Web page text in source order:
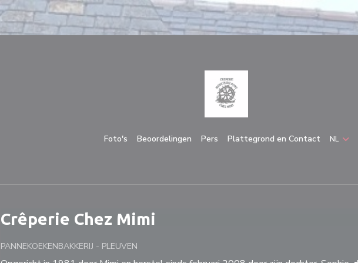
Foto's Beoordelingen Pers Plattegrond en Contact NL
Crêperie Chez Mimi
PANNEKOEKENBAKKERIJ - PLEUVEN